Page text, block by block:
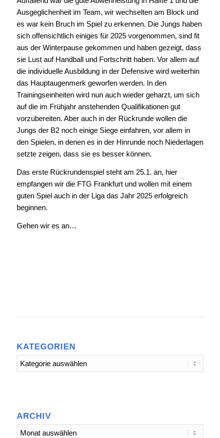
Ausgeglichenheit im Team, wir wechselten am Block und
es war kein Bruch im Spiel zu erkennen. Die Jungs haben
sich offensichtlich einiges für 2025 vorgenommen, sind fit
aus der Winterpause gekommen und haben gezeigt, dass
sie Lust auf Handball und Fortschritt haben. Vor allem auf
die individuelle Ausbildung in der Defensive wird weiterhin
das Hauptaugenmerk geworfen werden. In den
Trainingseinheiten wird nun auch wieder geharzt, um sich
auf die im Frühjahr anstehenden Qualifikationen gut
vorzubereiten. Aber auch in der Rückrunde wollen die
Jungs der B2 noch einige Siege einfahren, vor allem in
den Spielen, in denen es in der Hinrunde noch Niederlagen
setzte zeigen, dass sie es besser können.
Das erste Rückrundenspiel steht am 25.1. an, hier
empfangen wir die FTG Frankfurt und wollen mit einem
guten Spiel auch in der Liga das Jahr 2025 erfolgreich
beginnen.
Gehen wir es an…
KATEGORIEN
Kategorien
ARCHIV